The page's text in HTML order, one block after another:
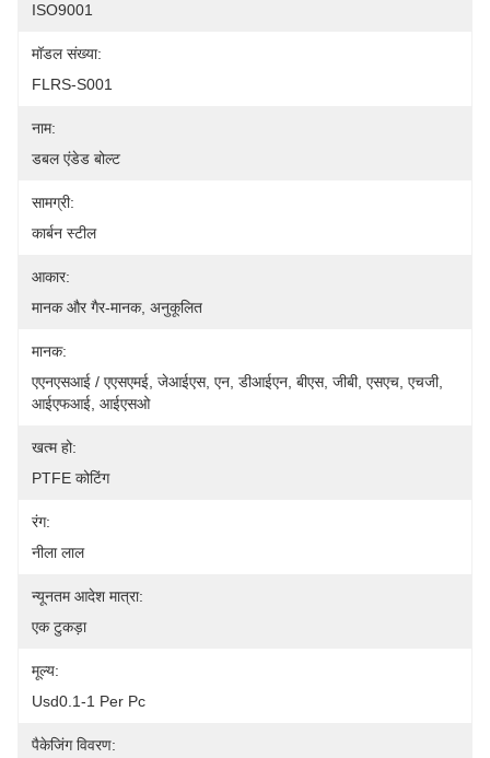
ISO9001
मॉडल संख्या:
FLRS-S001
नाम:
डबल एंडेड बोल्ट
सामग्री:
कार्बन स्टील
आकार:
मानक और गैर-मानक, अनुकूलित
मानक:
एएनएसआई / एएसएमई, जेआईएस, एन, डीआईएन, बीएस, जीबी, एसएच, एचजी,
आईएफआई, आईएसओ
खत्म हो:
PTFE कोटिंग
रंग:
नीला लाल
न्यूनतम आदेश मात्रा:
एक टुकड़ा
मूल्य:
Usd0.1-1 Per Pc
पैकेजिंग विवरण: